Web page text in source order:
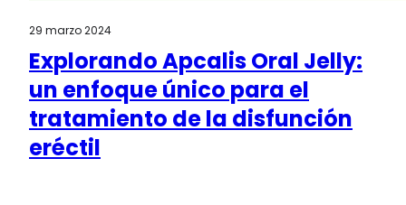
29 marzo 2024
Explorando Apcalis Oral Jelly:
un enfoque único para el
tratamiento de la disfunción
eréctil